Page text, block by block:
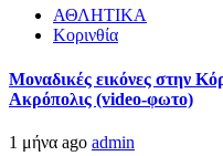
ΑΘΛΗΤΙΚΑ
Κορινθία
Μοναδικές εικόνες στην
Ακρόπολις (video-φωτο)
1 μήνα ago admin